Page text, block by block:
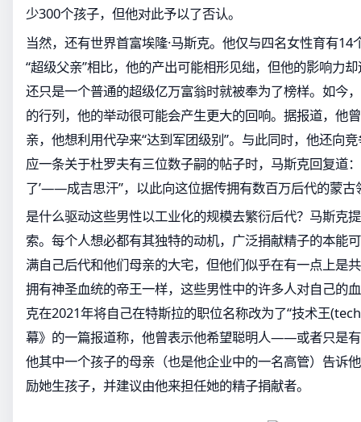
少300个孩子，但他对此予以了否认。
当然，还有世界首富埃隆·马斯克。他仅与四名女性育有
“超级父亲”相比，他的产出可能相形见绌，但他的影响力
还只是一个普通的超级亿万富翁时就被奉为了榜样。如今
的行列，他的举动很可能会产生更大的回响。据报道，他
亲，他想利用代孕来“达到军团级别”。与此同时，他还向
应一条关于杜罗夫有三位数子嗣的帖子时，马斯克回复道
了’——成吉思汗”，以此向这位据传拥有数百万后代的蒙古
是什么驱动这些男性以工业化的规模去繁衍后代？马斯克
索。每个人想必都有其独特的动机，广泛捐献精子的本能
满自己后代和他们母亲的大宅，但他们似乎在有一点上是
拥有神圣血统的帝王一样，这些男性中的许多人对自己的
克在2021年将自己在特斯拉的职位名称改为了“技术王
幕》的一篇报道称，他曾表示他希望聪明人——或者只是
他其中一个孩子的母亲（也是他企业中的一名高管）告诉
励她生孩子，并建议由他来担任她的精子捐献者。